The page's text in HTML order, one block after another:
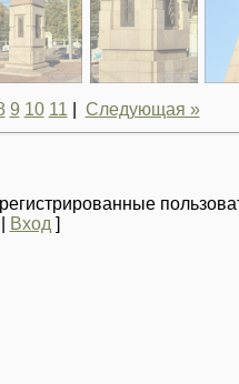
9 10 11 Следующая »
Вход ]